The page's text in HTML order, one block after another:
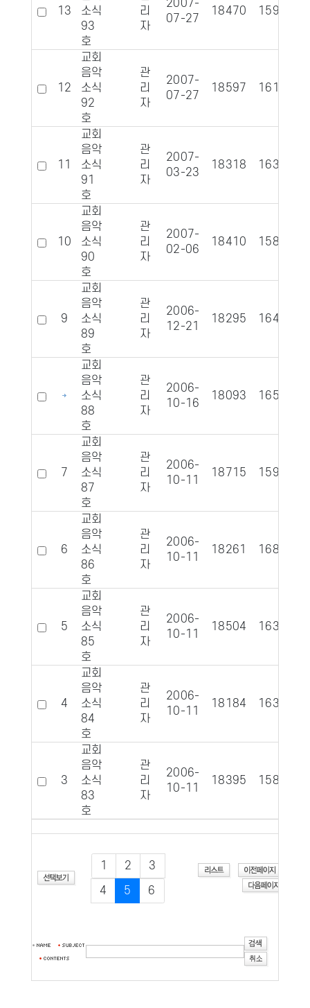
13
소식
93
호
리
자
2007-
07-27
18470 1599
12
교회
음악
소식
92
호
관
리
자
2007-
07-27
18597 1616
11
교회
음악
소식
91
호
관
리
자
2007-
03-23
18318 1632
10
교회
음악
소식
90
호
관
리
자
2007-
02-06
18410 1587
9
교회
음악
소식
89
호
관
리
자
2006-
12-21
18295 1640
교회
음악
소식
88
호
관
리
자
2006-
10-16
18093 1657
7
교회
음악
소식
87
호
관
리
자
2006-
10-11
18715 1597
6
교회
음악
소식
86
호
관
리
자
2006-
10-11
18261 1686
5
교회
음악
소식
85
호
관
리
자
2006-
10-11
18504 1634
4
교회
음악
소식
84
호
관
리
자
2006-
10-11
18184 1637
3
교회
음악
소식
83
호
관
리
자
2006-
10-11
18395 1589
1 2
3
4
5 6